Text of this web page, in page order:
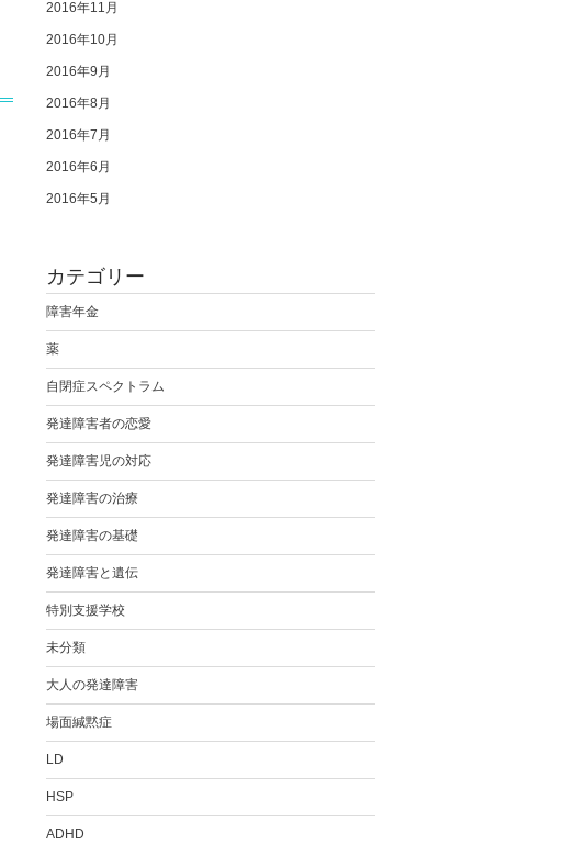
2016年11月
2016年10月
2016年9月
2016年8月
2016年7月
2016年6月
2016年5月
カテゴリー
障害年金
薬
自閉症スペクトラム
発達障害者の恋愛
発達障害児の対応
発達障害の治療
発達障害の基礎
発達障害と遺伝
特別支援学校
未分類
大人の発達障害
場面緘黙症
LD
HSP
ADHD